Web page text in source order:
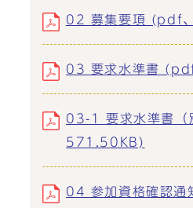
02 募集要項 (pdf
03 要求水準書
03-1 要求水準書（
571.50KB)
04 参加資格確認通